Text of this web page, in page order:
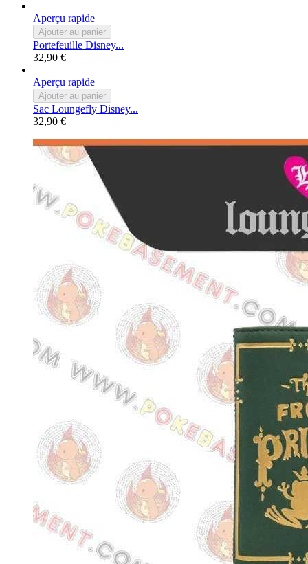
Aperçu rapide
Ajouter au panier
Portefeuille Disney...
32,90 €
Aperçu rapide
Ajouter au panier
Sac Loungefly Disney...
32,90 €